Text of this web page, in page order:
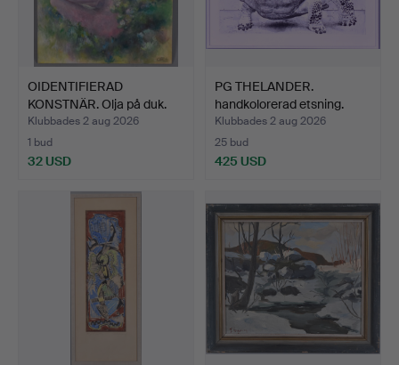
OIDENTIFIERAD
KONSTNÄR. Olja på duk.
Klubbades 2 aug 2026
1 bud
32 USD
PG THELANDER.
handkolorerad etsning.
Klubbades 2 aug 2026
25 bud
425 USD